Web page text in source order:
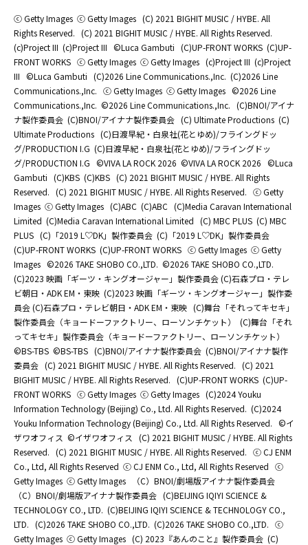
ⓒ Getty Images ⓒ Getty Images (C) 2021 BIGHIT MUSIC / HYBE. All
Rights Reserved. (C) 2021 BIGHIT MUSIC / HYBE. All Rights Reserved.
(c)Project III (c)Project III ©Luca Gambuti (C)UP-FRONT WORKS (C)UP-
FRONT WORKS ⓒ Getty Images ⓒ Getty Images (c)Project III (c)Project
III ©Luca Gambuti (C)2026 Line Communications.,Inc. (C)2026 Line
Communications.,Inc. ⓒ Getty Images ⓒ Getty Images ©2026 Line
Communications.,Inc. ©2026 Line Communications.,Inc. (C)BNOI/アイナ
ナ製作委員会 (C)BNOI/アイナナ製作委員会 (C) Ultimate Productions (C)
Ultimate Productions (C)日渡早紀・白泉社(花とゆめ)/フライングドッ
グ/PRODUCTION I.G (C)日渡早紀・白泉社(花とゆめ)/フライングドッ
グ/PRODUCTION I.G ©️VIVA LA ROCK 2026 ©️VIVA LA ROCK 2026 ©Luca
Gambuti (C)KBS (C)KBS (C) 2021 BIGHIT MUSIC / HYBE. All Rights
Reserved. (C) 2021 BIGHIT MUSIC / HYBE. All Rights Reserved. ⓒ Getty
Images ⓒ Getty Images (C)ABC (C)ABC (C)Media Caravan International
Limited (C)Media Caravan International Limited (C) MBC PLUS (C) MBC
PLUS (C)「2019 L♡DK」製作委員会 (C)「2019 L♡DK」製作委員会
(C)UP-FRONT WORKS (C)UP-FRONT WORKS ⓒ Getty Images ⓒ Getty
Images ©2026 TAKE SHOBO CO.,LTD. ©2026 TAKE SHOBO CO.,LTD.
(C)2023 映画「ギーツ・キングオージャー」製作委員会 (C)石森プロ・テレ
ビ朝日・ADK EM・東映 (C)2023 映画「ギーツ・キングオージャー」製作委
員会 (C)石森プロ・テレビ朝日・ADK EM・東映 (C)舞台「それってキセキ」
製作委員会（キョードーファクトリー、ローソンチケット）
(C)舞台「それ
ってキセキ」製作委員会（キョードーファクトリー、ローソンチケット）
©BS-TBS ©BS-TBS (C)BNOI/アイナナ製作委員会 (C)BNOI/アイナナ製作
委員会 (C) 2021 BIGHIT MUSIC / HYBE. All Rights Reserved. (C) 2021
BIGHIT MUSIC / HYBE. All Rights Reserved. (C)UP-FRONT WORKS (C)UP-
FRONT WORKS ⓒ Getty Images ⓒ Getty Images (C)2024 Youku
Information Technology (Beijing) Co., Ltd. All Rights Reserved. (C)2024
Youku Information Technology (Beijing) Co., Ltd. All Rights Reserved. ©イ
ザワオフィス ©イザワオフィス
(C) 2021 BIGHIT MUSIC / HYBE. All Rights
Reserved. (C) 2021 BIGHIT MUSIC / HYBE. All Rights Reserved. ⓒ CJ ENM
Co., Ltd, All Rights Reserved ⓒ CJ ENM Co., Ltd, All Rights Reserved ⓒ
Getty Images ⓒ Getty Images
（C）BNOI/劇場版アイナナ製作委員会
（C）BNOI/劇場版アイナナ製作委員会 (C)BEIJING IQIYI SCIENCE &
TECHNOLOGY CO., LTD. (C)BEIJING IQIYI SCIENCE & TECHNOLOGY CO.,
LTD. (C)2026 TAKE SHOBO CO.,LTD. (C)2026 TAKE SHOBO CO.,LTD. ⓒ
Getty Images ⓒ Getty Images (C) 2023『あんのこと』製作委員会 (C)